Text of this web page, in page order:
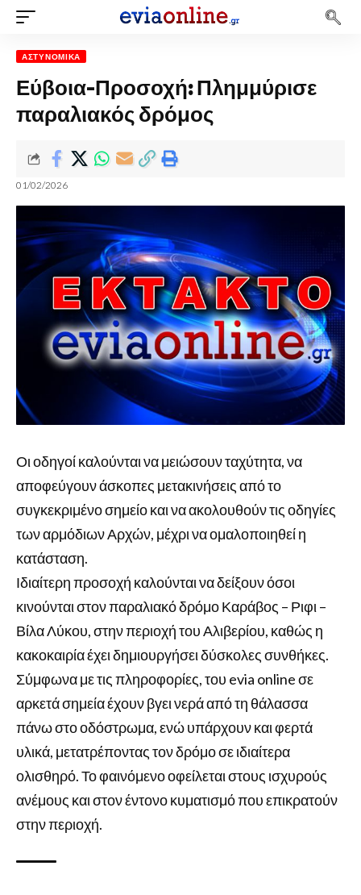
ΑΣΤΥΝΟΜΙΚΆ
Εύβοια-Προσοχή: Πλημμύρισε
παραλιακός δρόμος
01/02/2026
Οι οδηγοί καλούνται να μειώσουν ταχύτητα, να
αποφεύγουν άσκοπες μετακινήσεις από το
συγκεκριμένο σημείο και να ακολουθούν τις οδηγίες
των αρμόδιων Αρχών, μέχρι να ομαλοποιηθεί η
κατάσταση.
Ιδιαίτερη προσοχή καλούνται να δείξουν όσοι
κινούνται στον παραλιακό δρόμο Καράβος – Ριφι –
Βίλα Λύκου, στην περιοχή του Αλιβερίου, καθώς η
κακοκαιρία έχει δημιουργήσει δύσκολες συνθήκες.
Σύμφωνα με τις πληροφορίες, του evia online σε
αρκετά σημεία έχουν βγει νερά από τη θάλασσα
πάνω στο οδόστρωμα, ενώ υπάρχουν και φερτά
υλικά, μετατρέποντας τον δρόμο σε ιδιαίτερα
ολισθηρό. Το φαινόμενο οφείλεται στους ισχυρούς
ανέμους και στον έντονο κυματισμό που επικρατούν
στην περιοχή.